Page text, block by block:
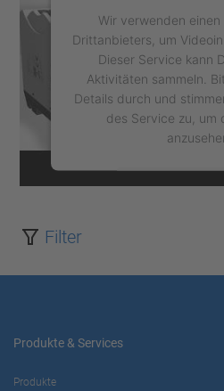
Wir verwenden
Drittanbieters, um
Dieser Service kann
Aktivitäten sammeln.
Details durch und
des Service zu, um
Mehr
Filter
Produkte & Services
Produkte